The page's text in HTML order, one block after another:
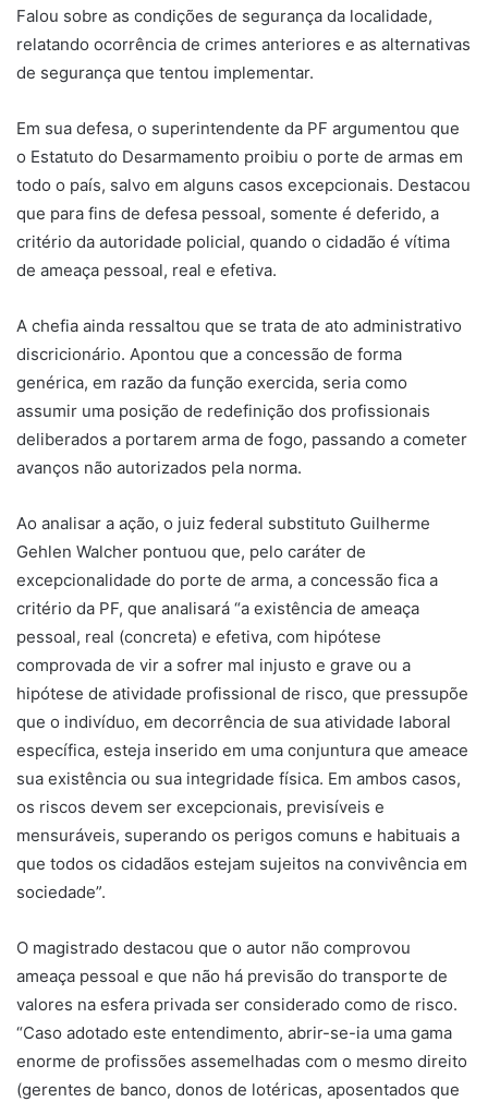
Falou sobre as condições de segurança da localidade,
relatando ocorrência de crimes anteriores e as alternativas
de segurança que tentou implementar.
Em sua defesa, o superintendente da PF argumentou que
o Estatuto do Desarmamento proibiu o porte de armas em
todo o país, salvo em alguns casos excepcionais. Destacou
que para fins de defesa pessoal, somente é deferido, a
critério da autoridade policial, quando o cidadão é vítima
de ameaça pessoal, real e efetiva.
A chefia ainda ressaltou que se trata de ato administrativo
discricionário. Apontou que a concessão de forma
genérica, em razão da função exercida, seria como
assumir uma posição de redefinição dos profissionais
deliberados a portarem arma de fogo, passando a cometer
avanços não autorizados pela norma.
Ao analisar a ação, o juiz federal substituto Guilherme
Gehlen Walcher pontuou que, pelo caráter de
excepcionalidade do porte de arma, a concessão fica a
critério da PF, que analisará “a existência de ameaça
pessoal, real (concreta) e efetiva, com hipótese
comprovada de vir a sofrer mal injusto e grave ou a
hipótese de atividade profissional de risco, que pressupõe
que o indivíduo, em decorrência de sua atividade laboral
específica, esteja inserido em uma conjuntura que ameace
sua existência ou sua integridade física. Em ambos casos,
os riscos devem ser excepcionais, previsíveis e
mensuráveis, superando os perigos comuns e habituais a
que todos os cidadãos estejam sujeitos na convivência em
sociedade”.
O magistrado destacou que o autor não comprovou
ameaça pessoal e que não há previsão do transporte de
valores na esfera privada ser considerado como de risco.
“Caso adotado este entendimento, abrir-se-ia uma gama
enorme de profissões assemelhadas com o mesmo direito
(gerentes de banco, donos de lotéricas, aposentados que